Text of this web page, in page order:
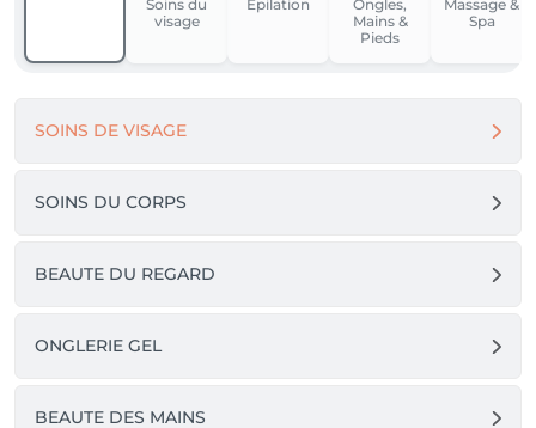
L’équipe Magnolia Espace Beauté
Soins du
visage
Épilation
Ongles,
Mains &
Pieds
Massage &
Spa
SOINS DE VISAGE
SOINS DU CORPS
BEAUTE DU REGARD
ONGLERIE GEL
BEAUTE DES MAINS